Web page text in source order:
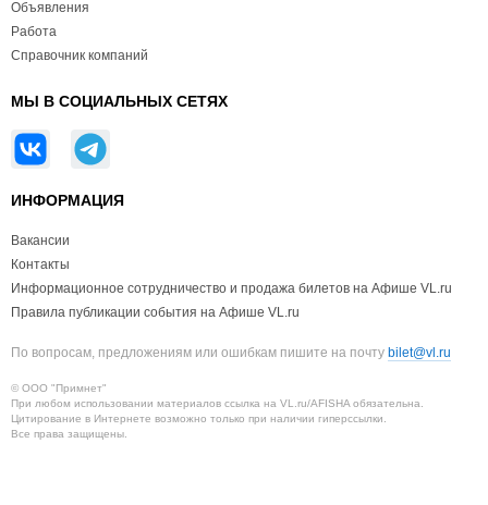
Объявления
Работа
Справочник компаний
МЫ В СОЦИАЛЬНЫХ СЕТЯХ
ИНФОРМАЦИЯ
Вакансии
Контакты
Информационное сотрудничество и продажа билетов на Афише VL.ru
Правила публикации события на Афише VL.ru
По вопросам, предложениям или ошибкам пишите на почту bilet@vl.ru
© ООО "Примнет"
При любом использовании материалов ссылка на VL.ru/AFISHA обязательна.
Цитирование в Интернете возможно только при наличии гиперссылки.
Все права защищены.